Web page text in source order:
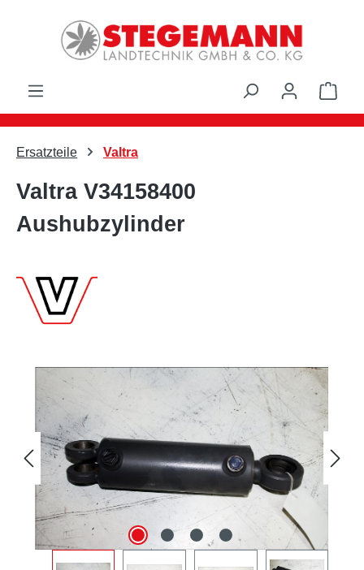
Zum Hauptinhalt springen
Ersatzteile Valtra
Valtra V34158400
Aushubzylinder
Bildergalerie überspringen